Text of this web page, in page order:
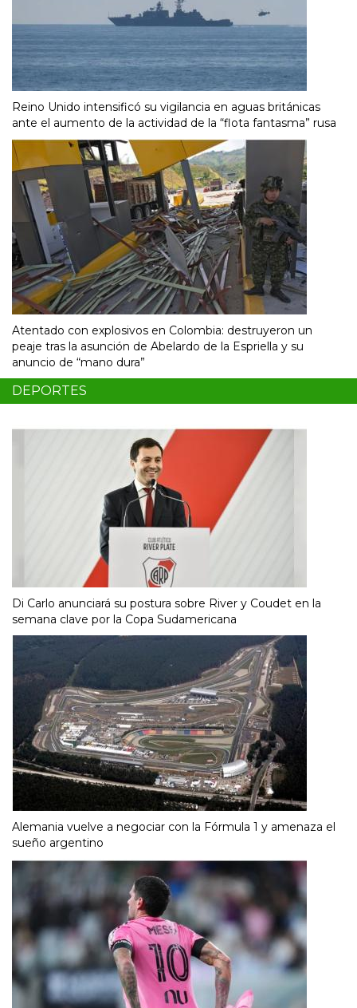
Reino Unido intensificó su vigilancia en aguas británicas
ante el aumento de la actividad de la “flota fantasma” rusa
Atentado con explosivos en Colombia: destruyeron un
peaje tras la asunción de Abelardo de la Espriella y su
anuncio de “mano dura”
DEPORTES
Di Carlo anunciará su postura sobre River y Coudet en la
semana clave por la Copa Sudamericana
Alemania vuelve a negociar con la Fórmula 1 y amenaza el
sueño argentino